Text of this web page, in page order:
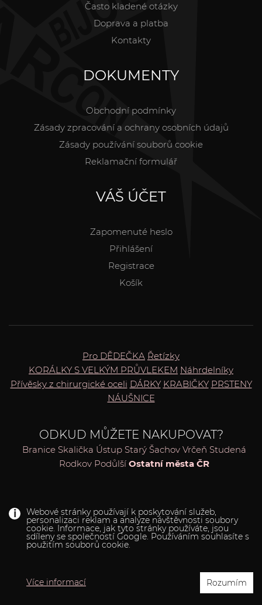
Webové stránky používají k poskytování služeb,
personalizaci reklam a analýze návštěvnosti soubory
cookie. Informace, jak tyto stránky používáte, jsou
sdíleny se společností Google. Používáním souhlasíte s
použitím souborů cookie.
Více informací Rozumím
Často kladené otázky
Doprava a platba
Kontakty
DOKUMENTY
Obchodní podmínky
Zásady zpracování a ochrany osobních údajů
Zásady používání souborů cookie
Reklamační formulář
VÁŠ ÚČET
Zapomenuté heslo
Přihlášení
Registrace
Košík
Pro DĚDEČKA Řetízky
KORÁLKY S VELKÝM PRŮVLEKEM Náhrdelníky
Přívěsky z chirurgické oceli DÁRKY KRABIČKY PRSTENY
NÁUŠNICE
ODKUD MŮŽETE NAKUPOVAT?
Branice Skalička Ústup Starý Šachov Vrčeň Studená
Rodkov Podůlší Ostatní města ČR
Copyright © 2019Arconbijoux.cz- Versoft.cz - tvorba
www webových stránek